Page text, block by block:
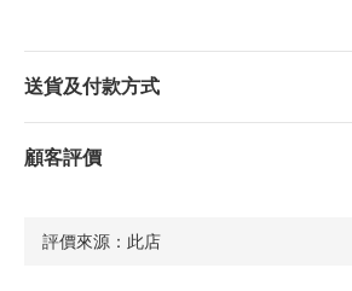
送貨及付款方式
顧客評價